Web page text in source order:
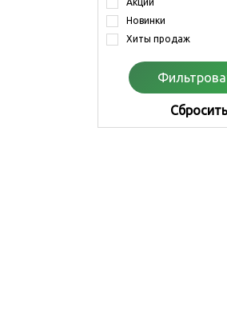
Акции
Новинки
Хиты продаж
Cбросить